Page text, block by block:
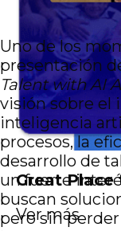
Great
Ver más
Uno de los
presentación
Talent with AI
visión sobre el
inteligencia
procesos, la
desarrollo de
un fuerte
buscan
pero sin